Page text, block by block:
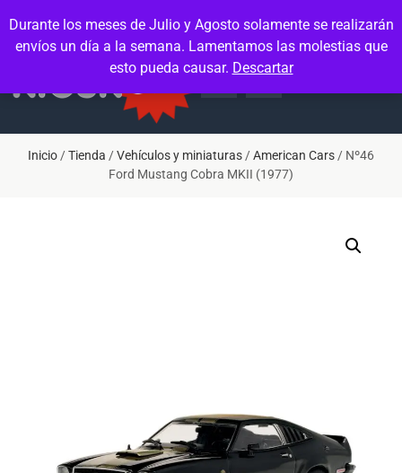
Durante los meses de Julio y Agosto solamente se realizarán
envíos un día a la semana. Lamentamos las molestias que
esto pueda causar. Descartar
Inicio /Tienda /Vehículos y miniaturas /American Cars / Nº46
Ford Mustang Cobra MKII (1977)